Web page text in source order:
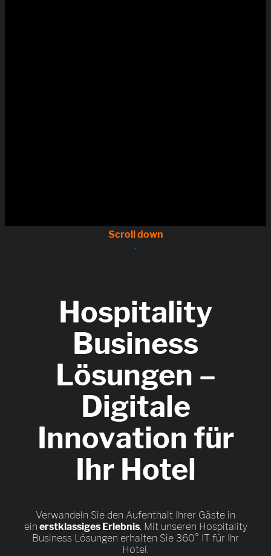
Hospitality
Business
Lösungen –
Digitale
Innovation für
Ihr Hotel
Verwandeln Sie den Aufenthalt Ihrer Gäste in
ein erstklassiges Erlebnis. Mit unseren Hospitality
Business Lösungen erhalten Sie 360° IT für Ihr
Hotel.